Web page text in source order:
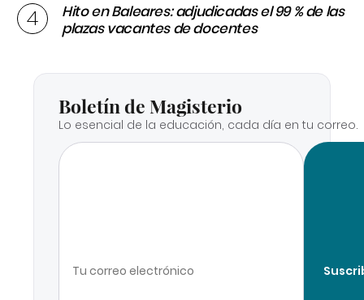
Hito en Baleares: adjudicadas el 99 % de las
plazas vacantes de docentes
Boletín de Magisterio
Lo esencial de la educación, cada día en tu correo.